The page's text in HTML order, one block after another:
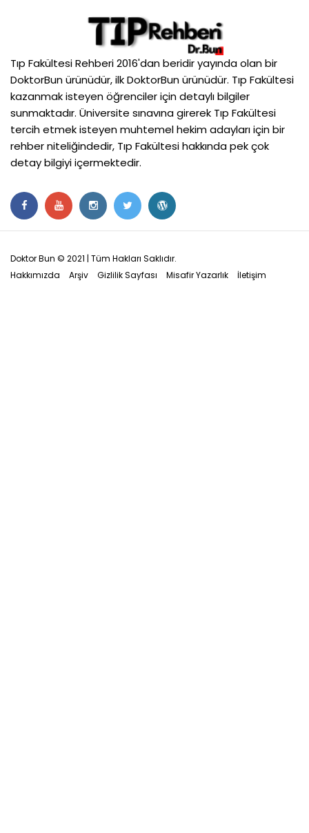
Tıp Fakültesi Rehberi 2016'dan beridir yayında olan bir
DoktorBun ürünüdür, ilk DoktorBun ürünüdür. Tıp Fakültesi
kazanmak isteyen öğrenciler için detaylı bilgiler
sunmaktadır. Üniversite sınavına girerek Tıp Fakültesi
tercih etmek isteyen muhtemel hekim adayları için bir
rehber niteliğindedir, Tıp Fakültesi hakkında pek çok
detay bilgiyi içermektedir.
Doktor Bun © 2021 | Tüm Hakları Saklıdır.
Hakkımızda
Arşiv Gizlilik Sayfası Misafir Yazarlık İletişim